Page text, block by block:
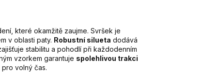
které okamžitě zaujme. Svršek je
v oblasti paty. Robustní silueta dodává
stabilitu a pohodlí při každodenním
vzorkem garantuje spolehlivou trakci
volný čas.